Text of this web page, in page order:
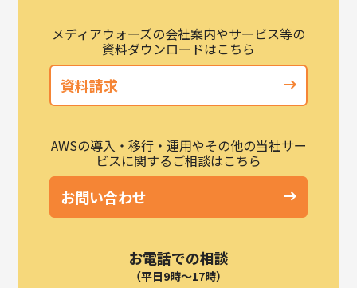
メディアウォーズの会社案内やサービス等の
資料ダウンロードはこちら
資料請求
AWSの導入・移行・運用やその他の当社サー
ビスに関するご相談はこちら
お問い合わせ
お電話での相談
（平日9時～17時）